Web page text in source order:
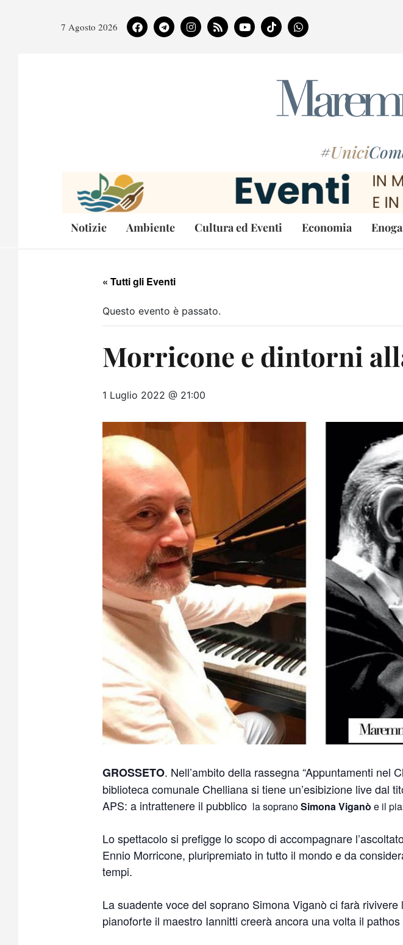
7 Agosto 2026
#Unici
Notizie Ambiente Cultura ed Eventi Economia
« Tutti gli Eventi
Questo evento è passato.
Morricone e dintorni
1 Luglio 2022 @ 21:00
GROSSETO. Nell’ambito della rassegna “Appuntamenti nel
biblioteca comunale Chelliana si tiene un’esibizione live dal
APS: a intrattenere il pubblico la sopranoSimona Viganò e il
Lo spettacolo si prefigge lo scopo di accompagnare
Ennio Morricone, pluripremiato in tutto il mondo e da
tempi.
La suadente voce del soprano Simona Viganò ci farà
pianoforte il maestro Iannitti creerà ancora una volta il